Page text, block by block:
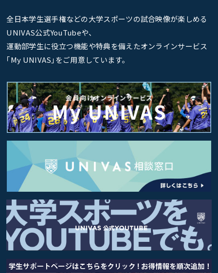
全日本学生選手権などの大学スポーツの試合映像が楽しめる
UNIVAS公式YouTubeや、
運動部学生に役立つ機能や特典を備えたオンラインサービス
｢My UNIVAS｣をご用意しています。